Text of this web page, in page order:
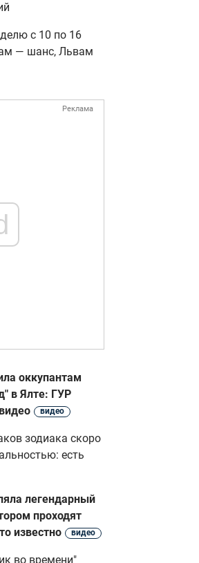
с 10 по 16
— шанс, Львам
Реклама
оккупантам
в Ялте: ГУР
видео
зодиака скоро
есть
легендарный
проходят
известно
видео
во времени"